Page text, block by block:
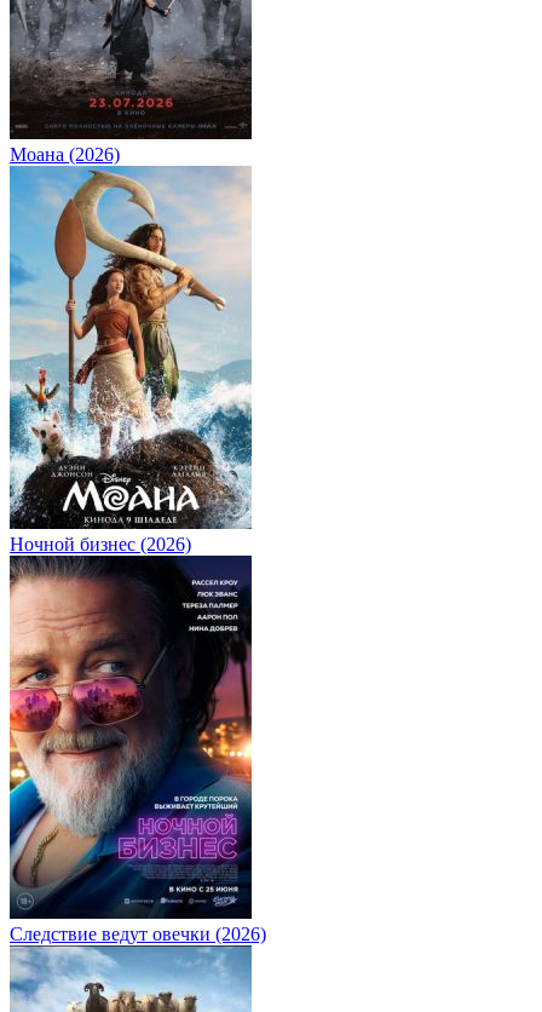
Моана (2026)
Ночной бизнес (2026)
Следствие ведут овечки (2026)